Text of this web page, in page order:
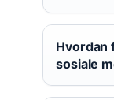
Hvordan
sosiale